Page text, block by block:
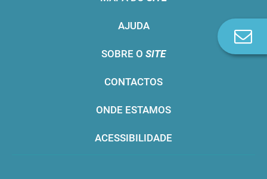
AJUDA
SOBRE O SITE
CONTACTOS
ONDE ESTAMOS
ACESSIBILIDADE